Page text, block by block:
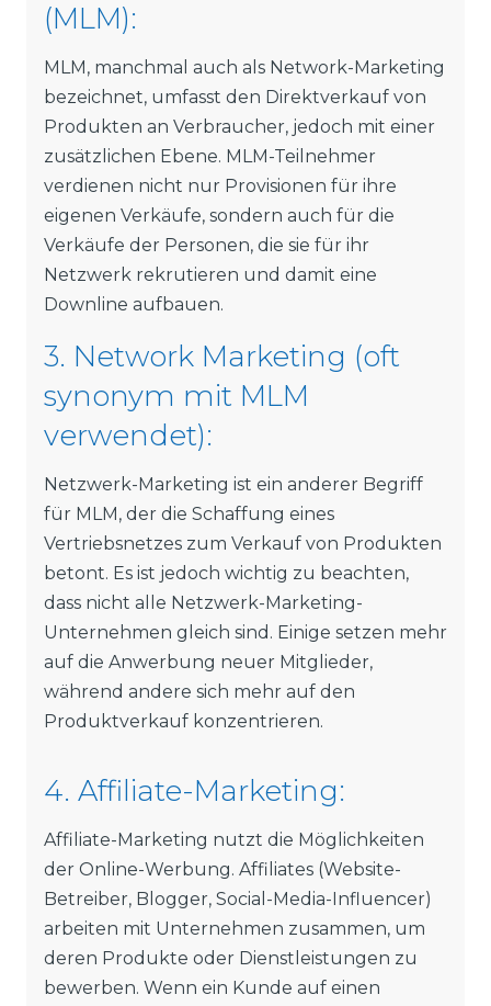
(MLM):
MLM, manchmal auch als Network-Marketing
bezeichnet, umfasst den Direktverkauf von
Produkten an Verbraucher, jedoch mit einer
zusätzlichen Ebene. MLM-Teilnehmer
verdienen nicht nur Provisionen für ihre
eigenen Verkäufe, sondern auch für die
Verkäufe der Personen, die sie für ihr
Netzwerk rekrutieren und damit eine
Downline aufbauen.
3. Network Marketing (oft
synonym mit MLM
verwendet):
Netzwerk-Marketing ist ein anderer Begriff
für MLM, der die Schaffung eines
Vertriebsnetzes zum Verkauf von Produkten
betont. Es ist jedoch wichtig zu beachten,
dass nicht alle Netzwerk-Marketing-
Unternehmen gleich sind. Einige setzen mehr
auf die Anwerbung neuer Mitglieder,
während andere sich mehr auf den
Produktverkauf konzentrieren.
4. Affiliate-Marketing:
Affiliate-Marketing nutzt die Möglichkeiten
der Online-Werbung. Affiliates (Website-
Betreiber, Blogger, Social-Media-Influencer)
arbeiten mit Unternehmen zusammen, um
deren Produkte oder Dienstleistungen zu
bewerben. Wenn ein Kunde auf einen